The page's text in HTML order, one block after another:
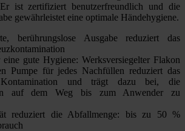
ist zertifiziert benutzerfreundlich und die
gewährleistet eine optimale Händehygiene.
berührungslose Ausgabe reduziert das
gute Hygiene: Werksversiegelter Flakon
Pumpe für jedes Nachfüllen reduziert das
und trägt dazu bei, die
auf dem Weg bis zum Anwender zu
reduziert die Abfallmenge: bis zu 50 %